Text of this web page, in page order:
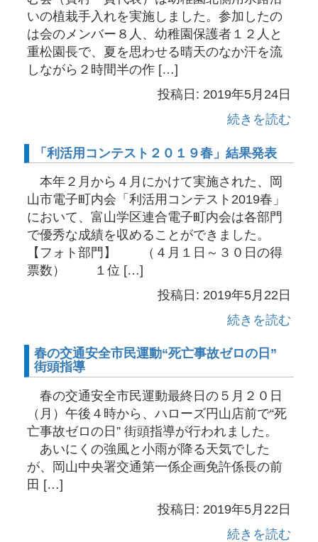
いの植栽手入れを実施しました。参加したの
は会のメンバー８人、幼稚園保護者１２人と
重松園長で、夏を思わせる晴天のなか汗を流
しながら２時間半の作 […]
投稿日: 2019年5月24日
続きを読む
「利活用コンテスト２０１９春」結果発表
本年２月から４月にかけて実施された、岡
山市電子町内会「利活用コンテスト2019春」
において、富山学区連合電子町内会は各部門
で優秀な成績を収めることができました。
【フォト部門】 （４月１日～３０日の得
票数） １位 […]
投稿日: 2019年5月22日
続きを読む
春の交通安全市民運動“死亡事故ゼロの日”
街頭指導
春の交通安全市民運動最終日の５月２０日
（月）午後４時から、ハローズ円山店前で“死
亡事故ゼロの日” 街頭指導が行われました。
あいにくの強風と小雨が降る天気でした
が、岡山中央署交通第一係企画免許係長の前
田 […]
投稿日: 2019年5月22日
続きを読む